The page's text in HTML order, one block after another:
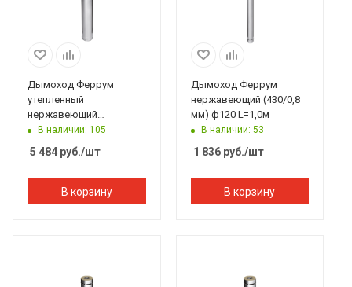
Дымоход Феррум
утепленный
нержавеющий
(304/0,8мм)/зеркальный
нержавеющий ф115/200
L=1м по воде
В наличии: 105
5 484 руб./шт
В корзину
Дымоход Феррум
нержавеющий (430/0,8
мм) ф120 L=1,0м
В наличии: 53
1 836руб./шт
В корзину